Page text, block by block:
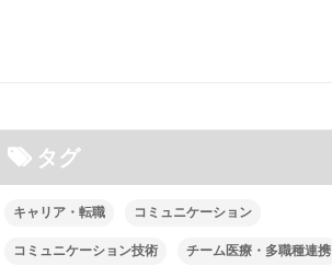
タグ
キャリア・転職 コミュニケーション
コミュニケーション技術 チーム医療・多職種連携